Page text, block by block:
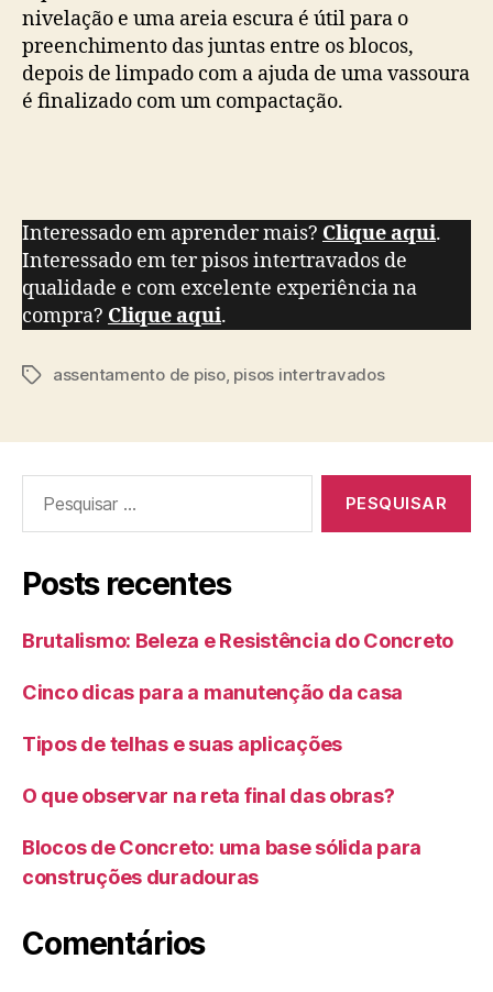
nivelação e uma areia escura é útil para o
preenchimento das juntas entre os blocos,
depois de limpado com a ajuda de uma vassoura
é finalizado com um compactação.
Interessado em aprender mais? Clique aqui.
Interessado em ter pisos intertravados de
qualidade e com excelente experiência na
compra? Clique aqui.
assentamento de piso, pisos intertravados
Posts recentes
Brutalismo: Beleza e Resistência do Concreto
Cinco dicas para a manutenção da casa
Tipos de telhas e suas aplicações
O que observar na reta final das obras?
Blocos de Concreto: uma base sólida para
construções duradouras
Comentários